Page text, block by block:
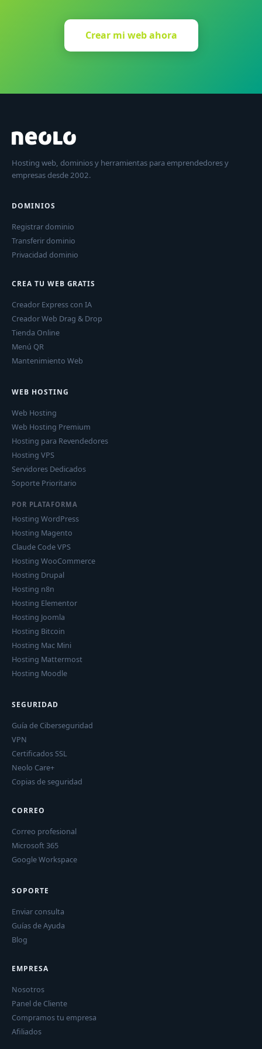
Crear mi web ahora
Hosting web, dominios y herramientas para emprendedores y
empresas desde 2002.
DOMINIOS
Registrar dominio
Transferir dominio
Privacidad dominio
CREA TU WEB GRATIS
Creador Express con IA
Creador Web Drag & Drop
Tienda Online
Menú QR
Mantenimiento Web
WEB HOSTING
Web Hosting
Web Hosting Premium
Hosting para Revendedores
Hosting VPS
Servidores Dedicados
Soporte Prioritario
POR PLATAFORMA
Hosting WordPress
Hosting Magento
Claude Code VPS
Hosting WooCommerce
Hosting Drupal
Hosting n8n
Hosting Elementor
Hosting Joomla
Hosting Bitcoin
Hosting Mac Mini
Hosting Mattermost
Hosting Moodle
SEGURIDAD
Guía de Ciberseguridad
VPN
Certificados SSL
Neolo Care+
Copias de seguridad
CORREO
Correo profesional
Microsoft 365
Google Workspace
SOPORTE
Enviar consulta
Guías de Ayuda
Blog
EMPRESA
Nosotros
Panel de Cliente
Compramos tu empresa
Afiliados